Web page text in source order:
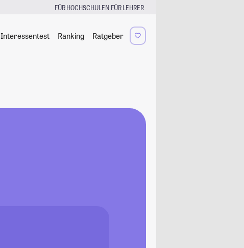
FÜR HOCHSCHULEN|FÜR LEHRER
Interessentest Ranking Ratgeber